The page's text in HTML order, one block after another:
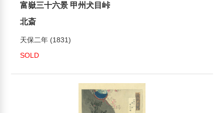
富嶽三十六景 甲州犬目峠
北斎
天保二年 (1831)
SOLD